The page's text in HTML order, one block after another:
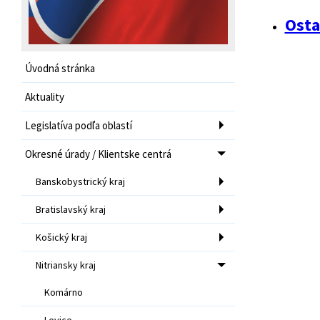
Úvodná stránka
Aktuality
Legislatíva podľa oblastí
Okresné úrady / Klientske centrá
Banskobystrický kraj
Bratislavský kraj
Košický kraj
Nitriansky kraj
Komárno